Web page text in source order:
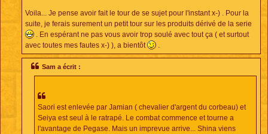
Voila... Je pense avoir fait le tour de se sujet pour l'instant x-) . Pour la
suite, je ferais surement un petit tour sur les produits dérivé de la serie
. En espérant ne pas vous avoir trop soulé avec tout ça ( et surtout
avec toutes mes fautes x-) ), a bientôt
.
Sam a écrit :
Saori est enlevée par Jamian ( chevalier d'argent du corbeau) et
Seiya est seul à le ratrapé. Le combat commence et tourne a
l'avantage de Pegase. Mais un imprevue arrive... Shina viens